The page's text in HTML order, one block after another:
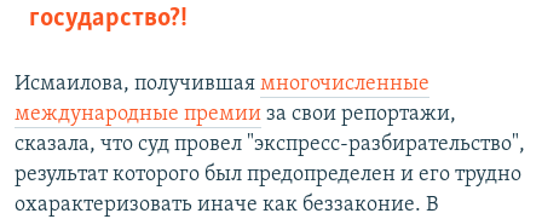
государство?!
Исмаилова, получившая многочисленные
международные премии за свои репортажи,
сказала, что суд провел "экспресс-разбирательство",
результат которого был предопределен и его трудно
охарактеризовать иначе как беззаконие. В